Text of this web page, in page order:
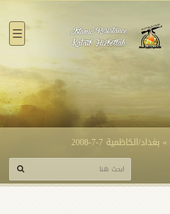
» بغداد/الكاظمية 7-7-2008